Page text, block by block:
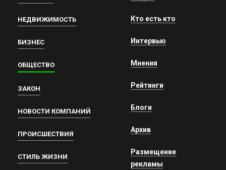
НЕДВИЖИМОСТЬ
БИЗНЕС
ОБЩЕСТВО
ЗАКОН
НОВОСТИ КОМПАНИЙ
ПРОИСШЕСТВИЯ
СТИЛЬ ЖИЗНИ
Кто есть кто
Интервью
Мнения
Рейтинги
Блоги
Архив
Размещение
рекламы